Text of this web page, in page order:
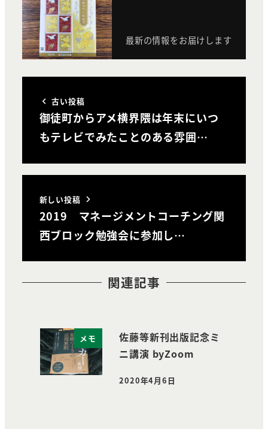
最新の情報をお届けします
古い投稿
御徒町からアメ横界隈は年末にいつ
もテレビでみたことのある雰囲…
新しい投稿
2019 マネージメントコーチング関
西ブロック勉強会に参加し…
関連記事
メモ
佐藤等新刊出版記念ミ
ニ講演 byZoom
投稿日
2020年4月6日